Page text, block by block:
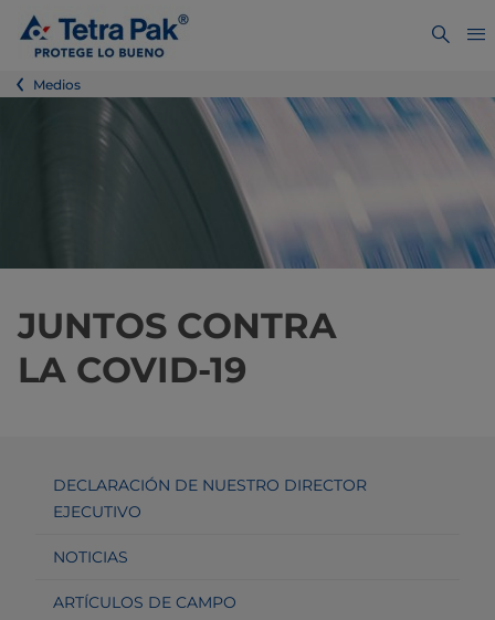
Medios
JUNTOS CONTRA
LA COVID-19
DECLARACIÓN DE NUESTRO DIRECTOR
EJECUTIVO
NOTICIAS
ARTÍCULOS DE CAMPO